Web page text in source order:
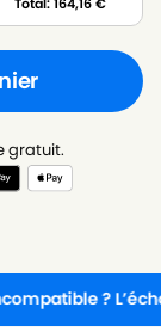
gratuit.
?